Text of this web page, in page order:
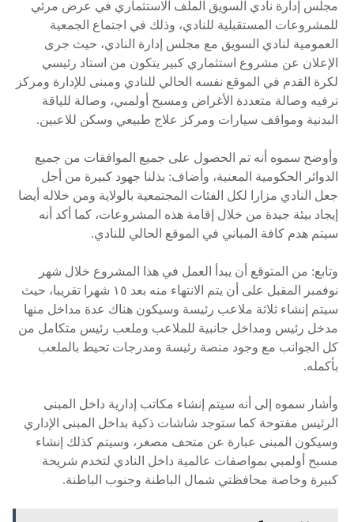
مجلس إدارة نادي السويق الملف الاستثماري في عرض مرئي
للمشروعات المستقبلية للنادي، وذلك في اجتماع الجمعية
العمومية لنادي السويق مع مجلس إدارة النادي، حيث جرى
الإعلان عن مشروع استثماري كبير يتكون من استاد رئيسي
لكرة القدم في الموقع نفسه الحالي للنادي ومبنى للإدارة ومركز
ترفيه وصالة متعددة الأغراض ومسبح أولمبي، وصالة للياقة
البدنية ومواقف سيارات ومركز علاج طبيعي وسكن للاعبين.
وأوضح سموه أنه تم الحصول على جميع الموافقات من جميع
الدوائر الحكومية المعنية، وأضاف: بذلنا جهود كبيرة من أجل
جعل النادي مزارا لكل الفئات المجتمعية بالولاية ومن خلاله أيضا
إيجاد بيئة جيدة من خلال إقامة هذه المشروعات، كما أكد أنه
سيتم هدم كافة المباني في الموقع الحالي للنادي.
وتابع: من المتوقع أن يبدأ العمل في هذا المشروع خلال شهر
نوفمبر المقبل على أن يتم الانتهاء منه بعد ١٥ شهرا تقريبا، حيث
سيتم إنشاء ثلاثة ملاعب رئيسة وسيكون هناك عدة مداخل منها
مدخل رئيس ومداخل جانبية للملاعب وملعب رئيس متكامل من
كل الجوانب مع وجود منصة رئيسة ومدرجات تحيط بالملعب
بأكمله.
وأشار سموه إلى أنه سيتم إنشاء مكاتب إدارية داخل المبنى
الرئيس مفتوحة كما ستوجد شاشات ذكية بداخل المبنى الإداري
وسيكون المبنى عبارة عن متحف مصغر، وسيتم كذلك إنشاء
مسبح أولمبي بمواصفات عالمية داخل النادي لتخدم شريحة
كبيرة وخاصة محافظتي شمال الباطنة وجنوب الباطنة.